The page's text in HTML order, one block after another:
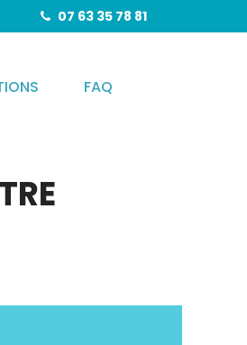
 07 63 35 78 81
FAQ